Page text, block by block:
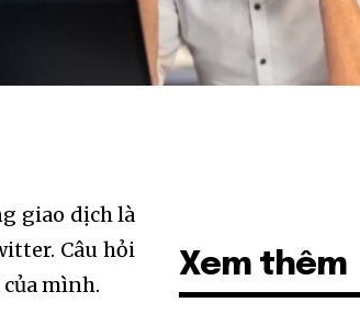
giao dịch là
Câu hỏi
mình.
Xem thêm